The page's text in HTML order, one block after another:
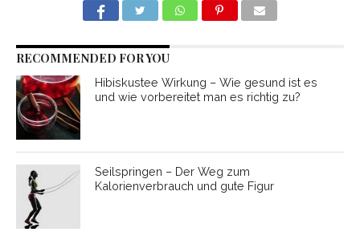
RECOMMENDED FOR YOU
Hibiskustee Wirkung – Wie gesund ist es
und wie vorbereitet man es richtig zu?
Seilspringen – Der Weg zum
Kalorienverbrauch und gute Figur